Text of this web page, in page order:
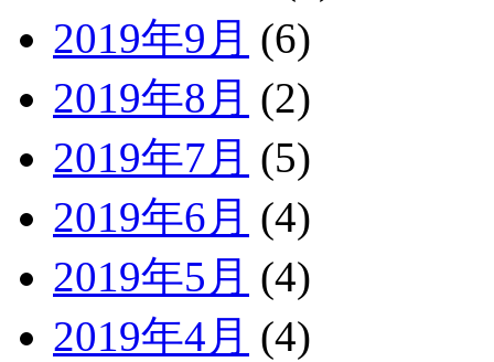
2019年9月 (6)
2019年8月 (2)
2019年7月 (5)
2019年6月 (4)
2019年5月 (4)
2019年4月 (4)